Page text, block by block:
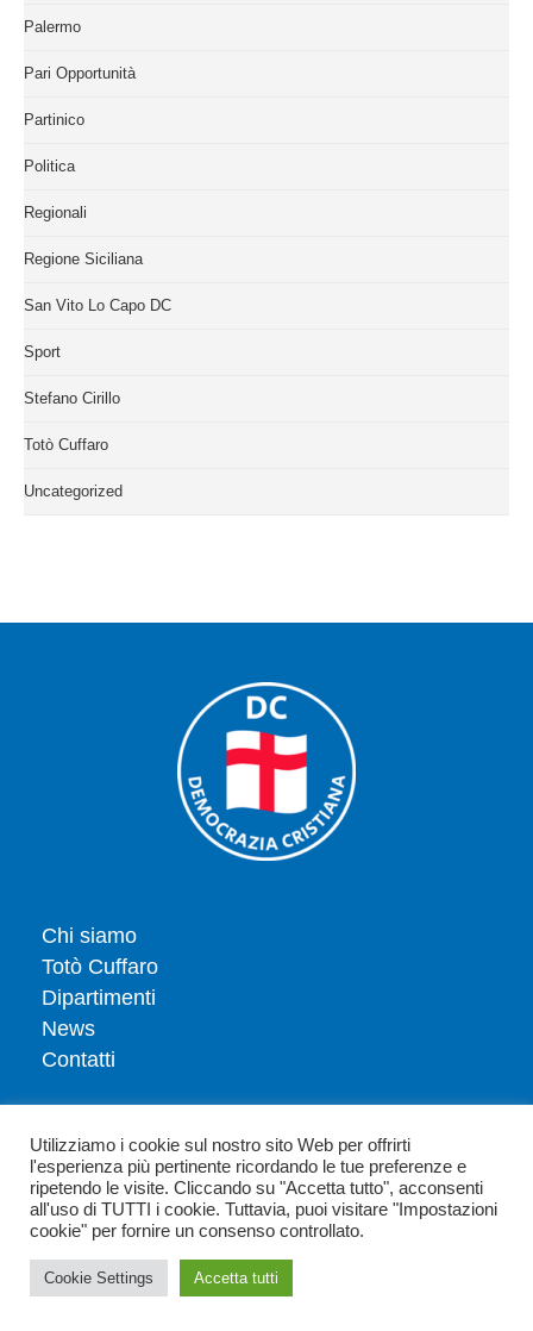
Palermo
Pari Opportunità
Partinico
Politica
Regionali
Regione Siciliana
San Vito Lo Capo DC
Sport
Stefano Cirillo
Totò Cuffaro
Uncategorized
Chi siamo
Totò Cuffaro
Dipartimenti
News
Contatti
Dona
Privacy policy
Politica dei cookie
Utilizziamo i cookie sul nostro sito Web per offrirti
l'esperienza più pertinente ricordando le tue preferenze e
ripetendo le visite. Cliccando su "Accetta tutto", acconsenti
all'uso di TUTTI i cookie. Tuttavia, puoi visitare "Impostazioni
cookie" per fornire un consenso controllato.
Cookie Settings Accetta tutti